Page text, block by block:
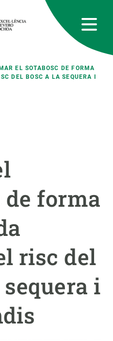
EL SOTABOSC DE FORMA
DEL BOSC A LA SEQUERA I
de forma
risc del
i